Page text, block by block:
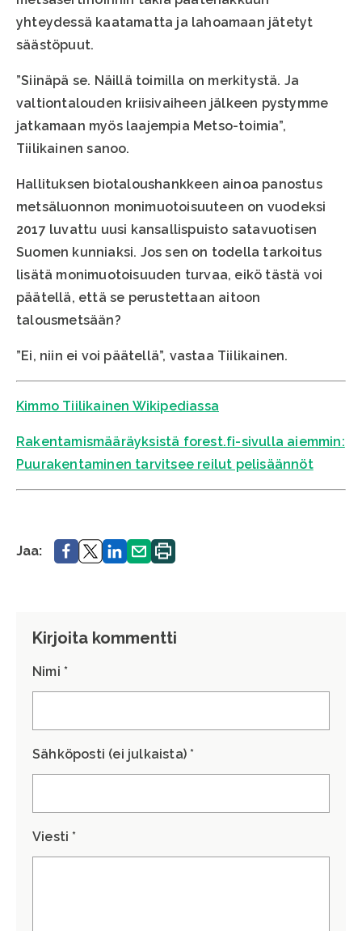
yhteydessä kaatamatta ja lahoamaan jätetyt
säästöpuut.
”Siinäpä se. Näillä toimilla on merkitystä. Ja
valtiontalouden kriisivaiheen jälkeen pystymme
jatkamaan myös laajempia Metso-toimia”,
Tiilikainen sanoo.
Hallituksen biotaloushankkeen ainoa panostus
metsäluonnon monimuotoisuuteen on vuodeksi
2017 luvattu uusi kansallispuisto satavuotisen
Suomen kunniaksi. Jos sen on todella tarkoitus
lisätä monimuotoisuuden turvaa, eikö tästä voi
päätellä, että se perustettaan aitoon
talousmetsään?
”Ei, niin ei voi päätellä”, vastaa Tiilikainen.
Kimmo Tiilikainen Wikipediassa
Rakentamismääräyksistä forest.fi-sivulla aiemmin:
Puurakentaminen tarvitsee reilut pelisäännöt
Jaa: Jaa. Jaa.Jaa. Jaa. Tulosta
sivu.
Kirjoita kommentti
Nimi *
Sähköposti (ei julkaista) *
Viesti *